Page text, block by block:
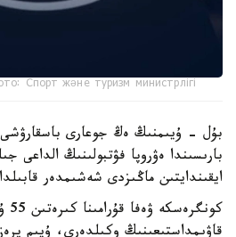
Спорт және туризм министрлігі
بۇل - ۇيىمنىڭ ەڭ جوعارى
بارىسىندا ەۋروپا فۋتبولىنىڭ الداعى
ايقىندايتىن ماڭىزدى شەشىمدەر